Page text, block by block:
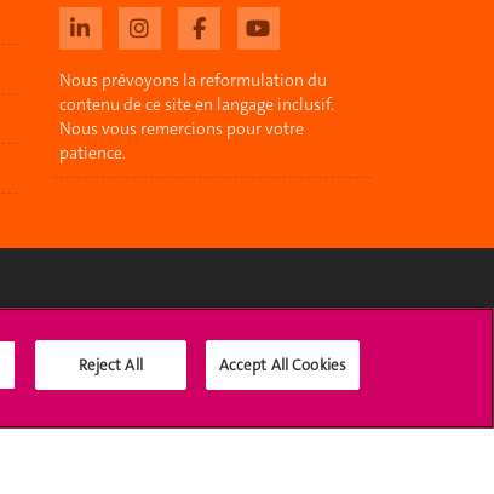
Nous prévoyons la reformulation du
contenu de ce site en langage inclusif.
Nous vous remercions pour votre
patience.
Reject All Accept All Cookies